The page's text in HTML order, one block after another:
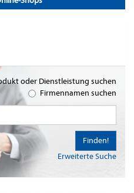
oder Dienstleistung suchen
Firmennamen suchen
Erweiterte Suche
Finden!